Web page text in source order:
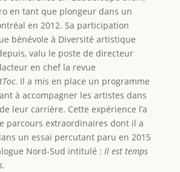
en tant que plongeur dans un
en 2012. Sa participation
bénévole à Diversité artistique
valu le poste de directeur
en chef la revue
. Il a mis en place un programme
à accompagner les artistes dans
leur carrière. Cette expérience l’a
parcours extraordinaires dont il a
un essai percutant paru en 2015
Nord-Sud intitulé : Il est temps
.